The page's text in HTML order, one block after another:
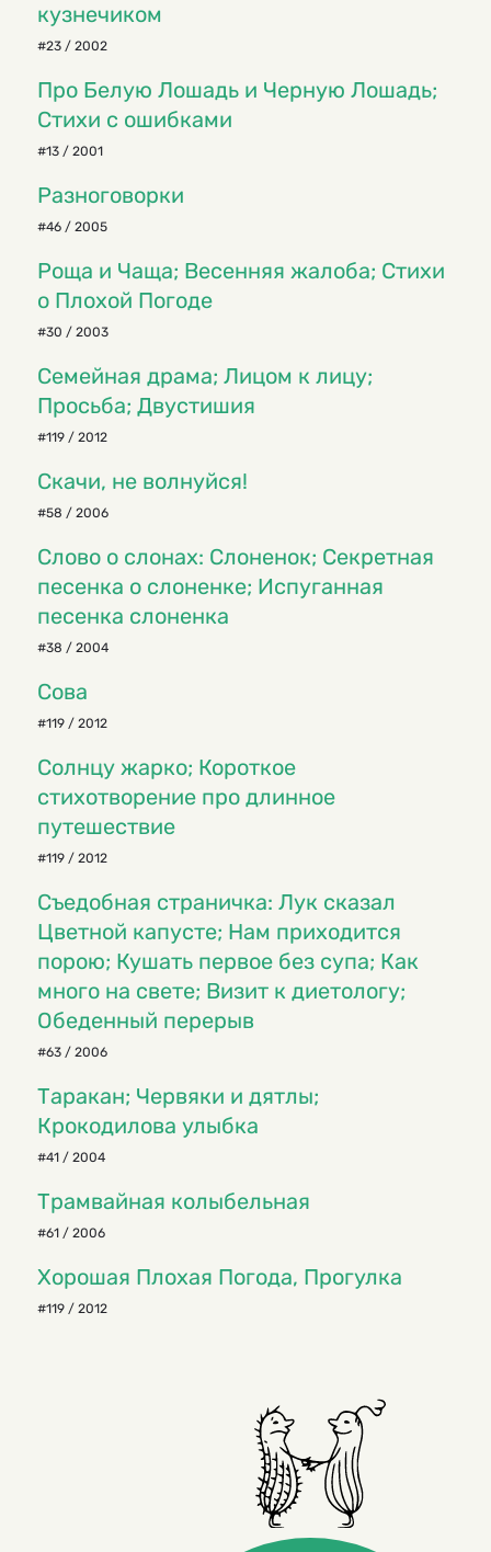
кузнечиком
#23 / 2002
Про Белую Лошадь и Черную Лошадь;
Стихи с ошибками
#13 / 2001
Разноговорки
#46 / 2005
Роща и Чаща; Весенняя жалоба; Стихи
о Плохой Погоде
#30 / 2003
Семейная драма; Лицом к лицу;
Просьба; Двустишия
#119 / 2012
Скачи, не волнуйся!
#58 / 2006
Слово о слонах: Слоненок; Секретная
песенка о слоненке; Испуганная
песенка слоненка
#38 / 2004
Сова
#119 / 2012
Солнцу жарко; Короткое
стихотворение про длинное
путешествие
#119 / 2012
Съедобная страничка: Лук сказал
Цветной капусте; Нам приходится
порою; Кушать первое без супа; Как
много на свете; Визит к диетологу;
Обеденный перерыв
#63 / 2006
Таракан; Червяки и дятлы;
Крокодилова улыбка
#41 / 2004
Трамвайная колыбельная
#61 / 2006
Хорошая Плохая Погода, Прогулка
#119 / 2012